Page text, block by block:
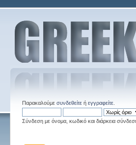
Παρακαλούμε συνδεθείτεή εγγραφείτε.
Σύνδεση με όνομα, κωδικό και διάρκεια